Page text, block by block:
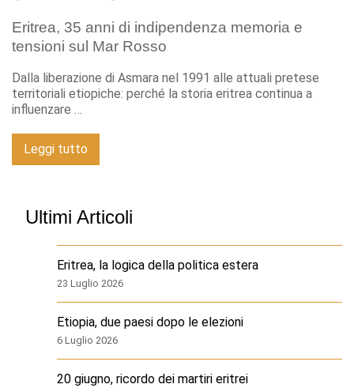
Eritrea, 35 anni di indipendenza memoria e
tensioni sul Mar Rosso
Dalla liberazione di Asmara nel 1991 alle attuali pretese
territoriali etiopiche: perché la storia eritrea continua a
influenzare …
Leggi tutto
Ultimi Articoli
Eritrea, la logica della politica estera
23 Luglio 2026
Etiopia, due paesi dopo le elezioni
6 Luglio 2026
20 giugno, ricordo dei martiri eritrei